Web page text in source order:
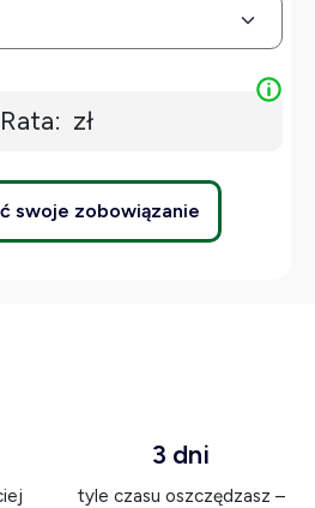
Rata: zł
swoje zobowiązanie
3 dni
tyle czasu oszczędzasz –